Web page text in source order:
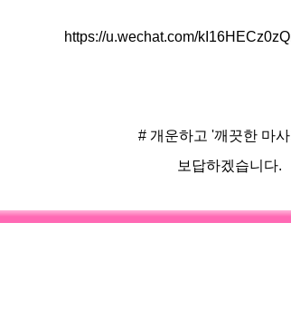
https://u.wechat.com/
# 개운하고 '깨끗한 마
보답하겠습니다.